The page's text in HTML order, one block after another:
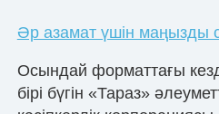
Әр азамат үшін маңызды
Осындай форматтағы
бірі бүгін «Тараз»